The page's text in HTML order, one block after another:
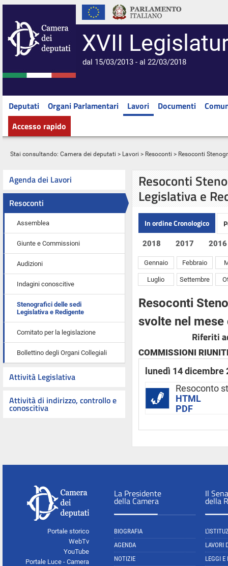
XVII
dal 15/03/2013 - al 22/03/2018
Deputati Organi Parlamentari Lavori Documenti
Accesso rapido
Stai consultando: Camera dei deputati > Lavori > Resoconti > Resoconti
Agenda dei Lavori
Resoconti
Assemblea
Giunte e Commissioni
Audizioni
Indagini conoscitive
Stenografici delle sedi
Legislativa e Redigente
Comitato per la legislazione
Bollettino degli Organi Collegiali
Attività Legislativa
Attività di indirizzo, controllo e
conoscitiva
Resoconti
Legislativa e
In ordine Cronologico
2018 2017 2016
Gennaio Febbraio
Luglio Settembre
Resoconti
svolte nel
Riferiti
COMMISSIONI
lunedì 14 dicembre
Resoconto
HTML
PDF
Portale storico
WebTv
YouTube
Portale Luce - Camera
La Presidente
della Camera
BIOGRAFIA
AGENDA
NOTIZIE
Il
della
LAVORI
LEGGI E